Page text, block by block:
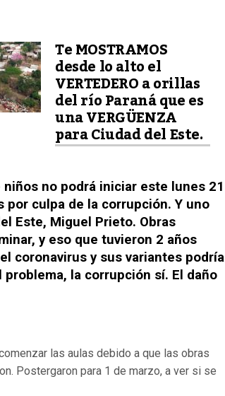
Te MOSTRAMOS
desde lo alto el
VERTEDERO a orillas
del río Paraná que es
una VERGÜENZA
para Ciudad del Este.
niños no podrá iniciar este lunes 21
por culpa de la corrupción. Y uno
Este, Miguel Prieto. Obras
y eso que tuvieron 2 años
coronavirus y sus variantes podría
la corrupción sí. El daño
las aulas debido a que las obras
Postergaron para 1 de marzo, a ver si se